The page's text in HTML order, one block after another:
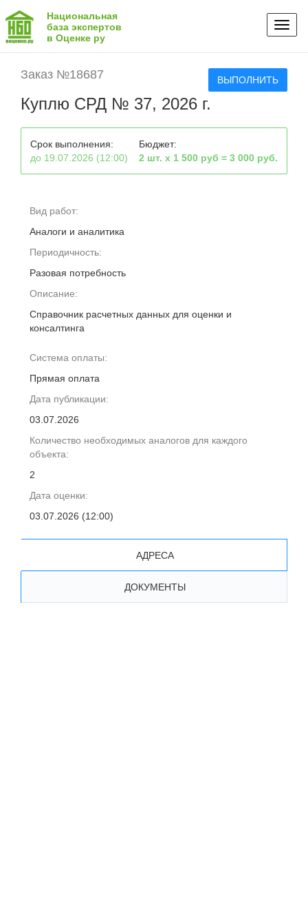
Национальная
база экспертов
в Оценке ру
Заказ №18687 ВЫПОЛНИТЬ
Куплю СРД № 37, 2026 г.
Срок выполнения:
до 19.07.2026 (12:00)
Бюджет:
2 шт. х 1 500 руб = 3 000 руб.
Вид работ:
Аналоги и аналитика
Периодичность:
Разовая потребность
Описание:
Справочник расчетных данных для оценки и
консалтинга
Система оплаты:
Прямая оплата
Дата публикации:
03.07.2026
Количество необходимых аналогов для каждого
объекта:
2
Дата оценки:
03.07.2026 (12:00)
АДРЕСА
ДОКУМЕНТЫ